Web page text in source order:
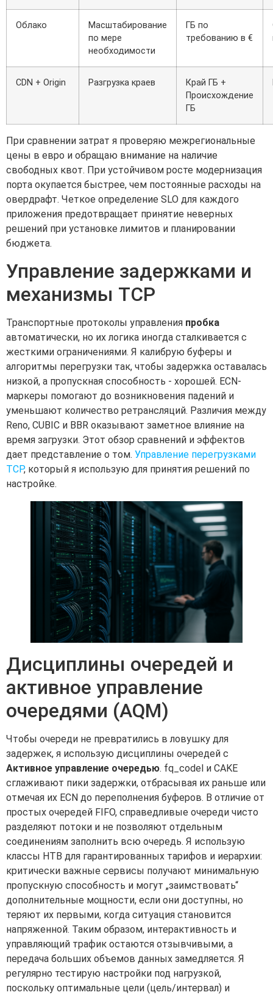
Облако
Масштабирование
по мере
необходимости
ГБ по
требованию в €
CDN + Origin Разгрузка краев
Край ГБ +
Происхождение
ГБ
При сравнении затрат я проверяю межрегиональные
цены в евро и обращаю внимание на наличие
свободных квот. При устойчивом росте модернизация
порта окупается быстрее, чем постоянные расходы на
овердрафт. Четкое определение SLO для каждого
приложения предотвращает принятие неверных
решений при установке лимитов и планировании
бюджета.
Управление задержками и
механизмы TCP
Транспортные протоколы управления пробка
автоматически, но их логика иногда сталкивается с
жесткими ограничениями. Я калибрую буферы и
алгоритмы перегрузки так, чтобы задержка оставалась
низкой, а пропускная способность - хорошей. ECN-
маркеры помогают до возникновения падений и
уменьшают количество ретрансляций. Различия между
Reno, CUBIC и BBR оказывают заметное влияние на
время загрузки. Этот обзор сравнений и эффектов
дает представление о том. Управление перегрузками
TCP, который я использую для принятия решений по
настройке.
Дисциплины очередей и
активное управление
очередями (AQM)
Чтобы очереди не превратились в ловушку для
задержек, я использую дисциплины очередей с
Активное управление очередью. fq_codel и CAKE
сглаживают пики задержки, отбрасывая их раньше или
отмечая их ECN до переполнения буферов. В отличие от
простых очередей FIFO, справедливые очереди чисто
разделяют потоки и не позволяют отдельным
соединениям заполнить всю очередь. Я использую
классы HTB для гарантированных тарифов и иерархии:
критически важные сервисы получают минимальную
пропускную способность и могут „заимствовать“
дополнительные мощности, если они доступны, но
теряют их первыми, когда ситуация становится
напряженной. Таким образом, интерактивность и
управляющий трафик остаются отзывчивыми, а
передача больших объемов данных замедляется. Я
регулярно тестирую настройки под нагрузкой,
поскольку оптимальные цели (цель/интервал) и